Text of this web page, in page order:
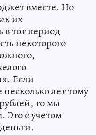
вместе. Но
их
в тот период
некоторого
Если
лет тому
то мы
Это с учетом